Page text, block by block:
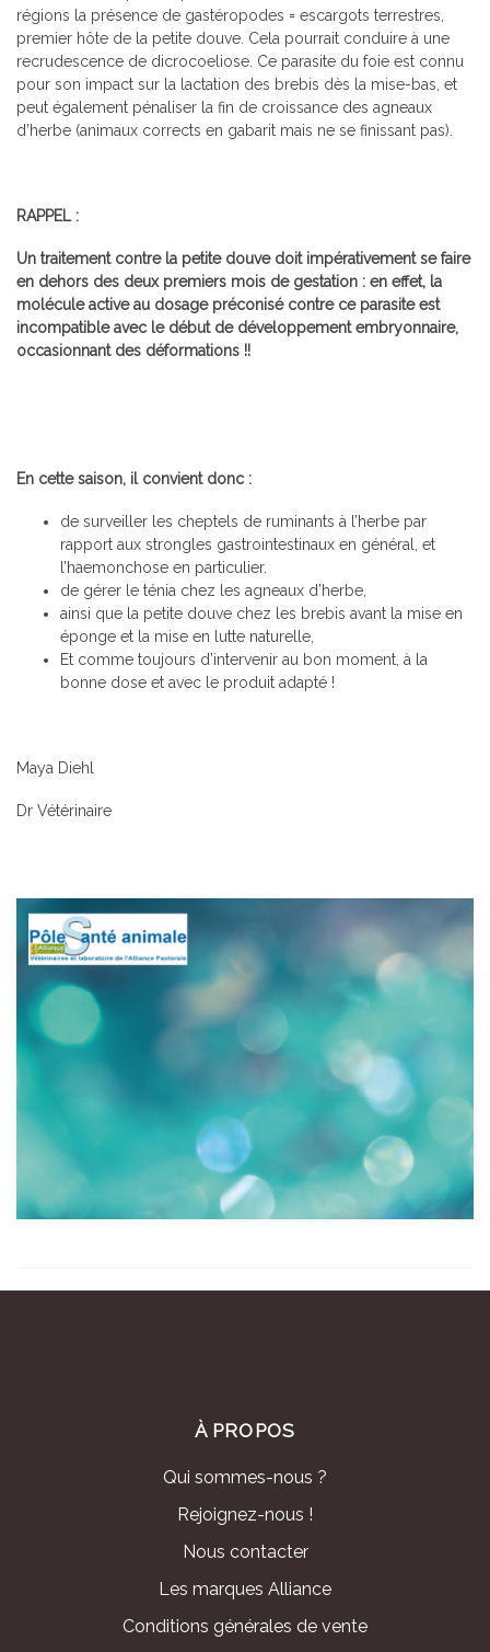
régions la présence de gastéropodes = escargots terrestres,
premier hôte de la petite douve. Cela pourrait conduire à une
recrudescence de dicrocoeliose. Ce parasite du foie est connu
pour son impact sur la lactation des brebis dès la mise-bas, et
peut également pénaliser la fin de croissance des agneaux
d’herbe (animaux corrects en gabarit mais ne se finissant pas).
RAPPEL :
Un traitement contre la petite douve doit impérativement se faire
en dehors des deux premiers mois de gestation : en effet, la
molécule active au dosage préconisé contre ce parasite est
incompatible avec le début de développement embryonnaire,
occasionnant des déformations !!
En cette saison, il convient donc :
de surveiller les cheptels de ruminants à l’herbe par
rapport aux strongles gastrointestinaux en général, et
l’haemonchose en particulier.
de gérer le ténia chez les agneaux d’herbe,
ainsi que la petite douve chez les brebis avant la mise en
éponge et la mise en lutte naturelle,
Et comme toujours d’intervenir au bon moment, à la
bonne dose et avec le produit adapté !
Maya Diehl
Dr Vétérinaire
À PROPOS
Qui sommes-nous ?
Rejoignez-nous !
Nous contacter
Les marques Alliance
Conditions générales de vente